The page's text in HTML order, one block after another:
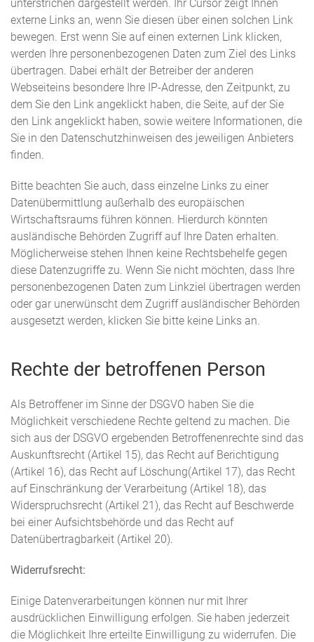
unterstrichen dargestellt werden. Ihr Cursor zeigt Ihnen
externe Links an, wenn Sie diesen über einen solchen Link
bewegen. Erst wenn Sie auf einen externen Link klicken,
werden Ihre personenbezogenen Daten zum Ziel des Links
übertragen. Dabei erhält der Betreiber der anderen
Webseiteins besondere Ihre IP-Adresse, den Zeitpunkt, zu
dem Sie den Link angeklickt haben, die Seite, auf der Sie
den Link angeklickt haben, sowie weitere Informationen, die
Sie in den Datenschutzhinweisen des jeweiligen Anbieters
finden.
Bitte beachten Sie auch, dass einzelne Links zu einer
Datenübermittlung außerhalb des europäischen
Wirtschaftsraums führen können. Hierdurch könnten
ausländische Behörden Zugriff auf Ihre Daten erhalten.
Möglicherweise stehen Ihnen keine Rechtsbehelfe gegen
diese Datenzugriffe zu. Wenn Sie nicht möchten, dass Ihre
personenbezogenen Daten zum Linkziel übertragen werden
oder gar unerwünscht dem Zugriff ausländischer Behörden
ausgesetzt werden, klicken Sie bitte keine Links an.
Rechte der betroffenen Person
Als Betroffener im Sinne der DSGVO haben Sie die
Möglichkeit verschiedene Rechte geltend zu machen. Die
sich aus der DSGVO ergebenden Betroffenenrechte sind das
Auskunftsrecht (Artikel 15), das Recht auf Berichtigung
(Artikel 16), das Recht auf Löschung(Artikel 17), das Recht
auf Einschränkung der Verarbeitung (Artikel 18), das
Widerspruchsrecht (Artikel 21), das Recht auf Beschwerde
bei einer Aufsichtsbehörde und das Recht auf
Datenübertragbarkeit (Artikel 20).
Widerrufsrecht:
Einige Datenverarbeitungen können nur mit Ihrer
ausdrücklichen Einwilligung erfolgen. Sie haben jederzeit
die Möglichkeit Ihre erteilte Einwilligung zu widerrufen. Die